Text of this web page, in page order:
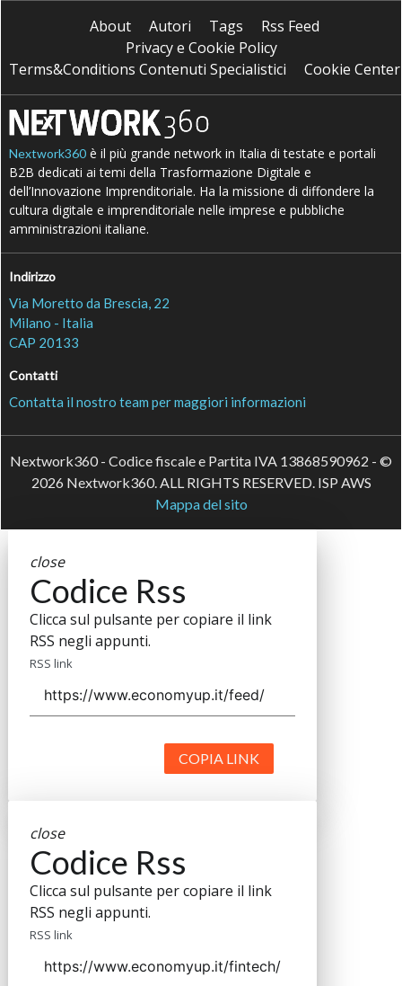
About Autori Tags
Rss Feed
Privacy e Cookie Policy
Terms&Conditions Contenuti Specialistici
Cookie Center
Nextwork360 è il più grande network in Italia di testate e portali
B2B dedicati ai temi della Trasformazione Digitale e
dell’Innovazione Imprenditoriale. Ha la missione di diffondere la
cultura digitale e imprenditoriale nelle imprese e pubbliche
amministrazioni italiane.
Indirizzo
Via Moretto da Brescia, 22
Milano - Italia
CAP 20133
Contatti
Contatta il nostro team per maggiori informazioni
Nextwork360 - Codice fiscale e Partita IVA 13868590962 - ©
2026 Nextwork360. ALL RIGHTS RESERVED. ISP AWS
Mappa del sito
close
Codice Rss
Clicca sul pulsante per copiare il link
RSS negli appunti.
RSS link
COPIA LINK
close
Codice Rss
Clicca sul pulsante per copiare il link
RSS negli appunti.
RSS link